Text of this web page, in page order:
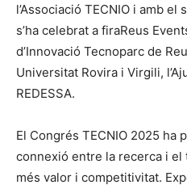
l’Associació TECNIO i amb el
s’ha celebrat a firaReus
d’Innovació Tecnoparc de
Universitat Rovira i Virgili,
REDESSA.
El Congrés TECNIO 2025 ha
connexió entre la recerca i
més valor i competitivitat.